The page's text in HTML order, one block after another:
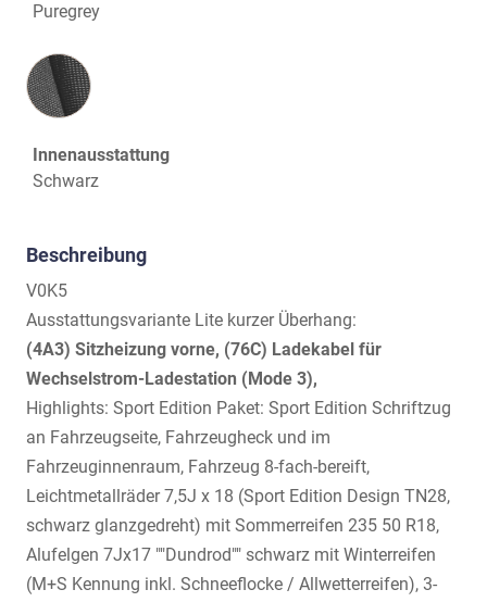
Puregrey
Innenausstattung
Innenausstattung
Schwarz
Beschreibung
V0K5
Ausstattungsvariante Lite kurzer Überhang:
(4A3) Sitzheizung vorne, (76C) Ladekabel für
Wechselstrom-Ladestation (Mode 3),
Highlights: Sport Edition Paket: Sport Edition Schriftzug
an Fahrzeugseite, Fahrzeugheck und im
Fahrzeuginnenraum, Fahrzeug 8-fach-bereift,
Leichtmetallräder 7,5J x 18 (Sport Edition Design TN28,
schwarz glanzgedreht) mit Sommerreifen 235 50 R18,
Alufelgen 7Jx17 ""Dundrod"" schwarz mit Winterreifen
(M+S Kennung inkl. Schneeflocke / Allwetterreifen), 3-